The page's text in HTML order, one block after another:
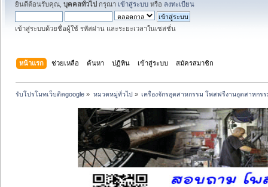
ยินดีต้อนรับคุณ, บุคคลทั่วไป กรุณา เข้าสู่ระบบ หรือ ลงทะเบียน
เข้าสู่ระบบด้วยชื่อผู้ใช้ รหัสผ่าน และระยะเวลาในเซสชั่น
หน้าแรก ช่วยเหลือ ค้นหา ปฏิทิน เข้าสู่ระบบ สมัครสมาชิก
รับโปรโมทเว็บติดgoogle » หมวดหมู่ทั่วไป» เครื่องจักรอุตสาหกรรม โพสฟรีงานอุตสาหกร